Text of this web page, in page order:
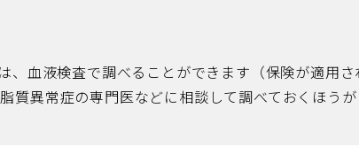
、血液検査で調べることができます（保険が適用
質異常症の専門医などに相談して調べておくほう